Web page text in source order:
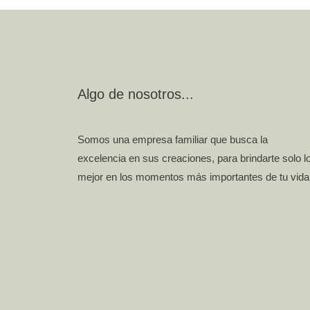
Algo de nosotros...
Somos una empresa familiar que busca la
excelencia en sus creaciones, para brindarte solo
mejor en los momentos más importantes de tu vida